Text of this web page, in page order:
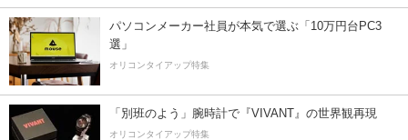
パソコンメーカー社員が本気で選ぶ「10万円台PC3
選」
オリコンタイアップ特集
「別班のよう」腕時計で『VIVANT』の世界観再現
オリコンタイアップ特集